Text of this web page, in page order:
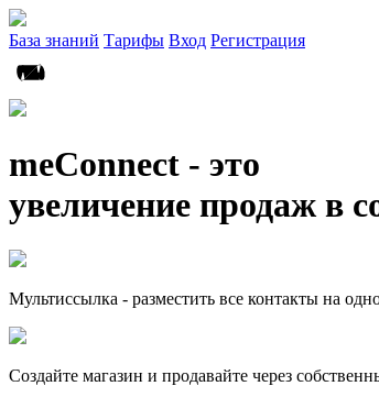
База знаний Тарифы Вход Регистрация
meConnect - это
увеличение продаж в
Мультиссылка - разместить все контакты на
Создайте магазин и продавайте через